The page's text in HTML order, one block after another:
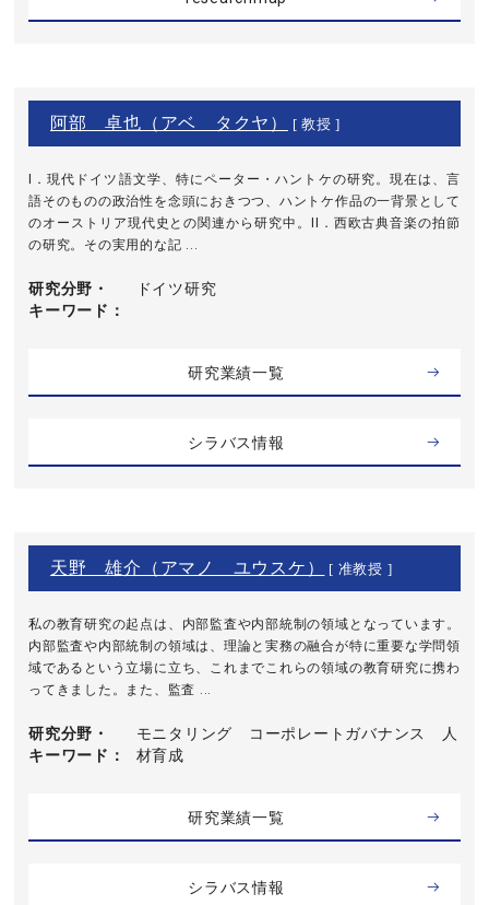
阿部 卓也（アベ タクヤ） [ 教授 ]
I．現代ドイツ語文学、特にペーター・ハントケの研究。現在は、言
語そのものの政治性を念頭におきつつ、ハントケ作品の一背景として
のオーストリア現代史との関連から研究中。II．西欧古典音楽の拍節
の研究。その実用的な記 ...
研究分野・
キーワード
ドイツ研究
研究業績一覧
シラバス情報
天野 雄介（アマノ ユウスケ） [ 准教授 ]
私の教育研究の起点は、内部監査や内部統制の領域となっています。
内部監査や内部統制の領域は、理論と実務の融合が特に重要な学問領
域であるという立場に立ち、これまでこれらの領域の教育研究に携わ
ってきました。また、監査 ...
研究分野・
キーワード
モニタリング コーポレートガバナンス 人
材育成
研究業績一覧
シラバス情報